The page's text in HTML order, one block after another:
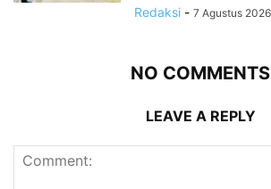
Redaksi - 7 Agustus 2026
NO COMMENTS
LEAVE A REPLY